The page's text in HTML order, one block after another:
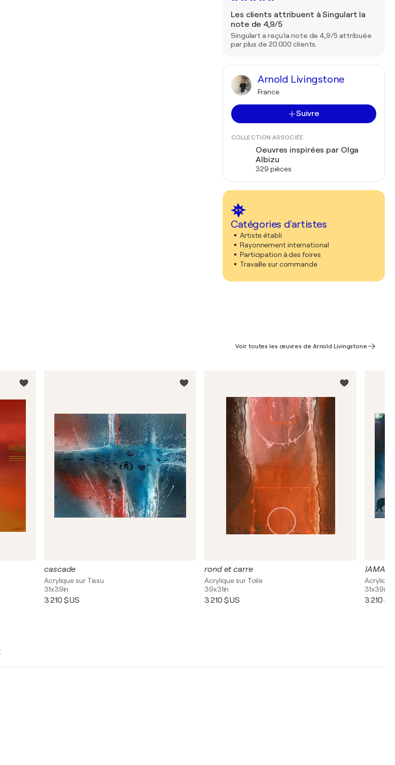
Les clients attribuent à Singulart la
note de 4,9/5
Singulart a reçu la note de 4,9/5 attribuée
par plus de 20 000 clients.
Arnold Livingstone
France
Suivre
COLLECTION ASSOCIÉE
Oeuvres inspirées par Olga
Albizu
329 pièces
Catégories d'artistes
Artiste établi
Rayonnement international
Participation à des foires
Travaille sur commande
Voir toutes les œuvres de Arnold Livingstone
cascade
Acrylique sur Tissu
31x39in
3 210 $US
rond et carre
Acrylique sur Toile
39x31in
3 210 $US
31x39in
3 210